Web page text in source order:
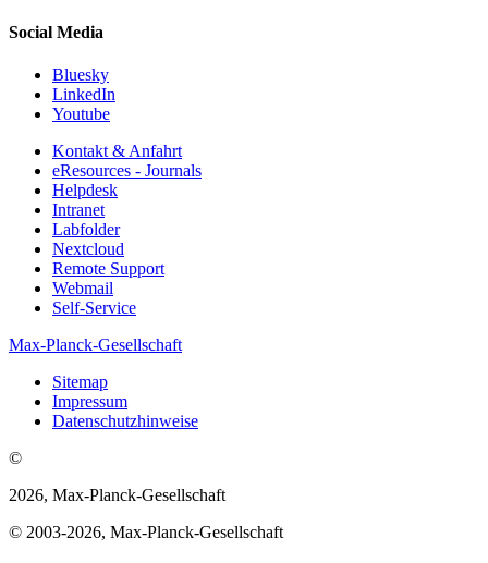
Social Media
Bluesky
LinkedIn
Youtube
Kontakt & Anfahrt
eResources - Journals
Helpdesk
Intranet
Labfolder
Nextcloud
Remote Support
Webmail
Self-Service
Max-Planck-Gesellschaft
Sitemap
Impressum
Datenschutzhinweise
©
2026, Max-Planck-Gesellschaft
© 2003-2026, Max-Planck-Gesellschaft